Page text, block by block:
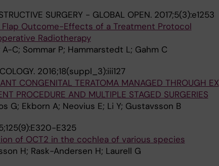
SURGERY - GLOBAL OPEN. 2017;5(3):e1253
Outcome-Effects of a Treatment Protocol
Radiotherapy
C; Sommar P; Hammarstedt L; Gahm C
2016;18(suppl_3):iii127
CONGENITAL TERATOMA MANAGED THROUGH EX
PROCEDURE AND MULTIPLE STAGED SURGERIES
G; Ekborn A; Neovius E; Li Y; Gustavsson B
E325
of OCT2 in the cochlea of various species
H; Rask-Andersen H; Laurell G